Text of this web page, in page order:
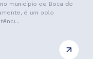
no município de Boca do
é um polo